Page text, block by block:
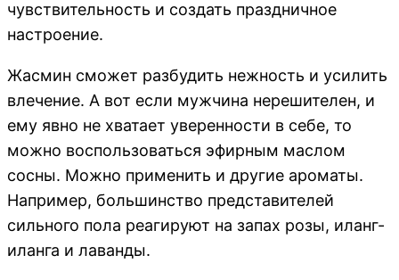
чувствительность и создать праздничное
настроение.
Жасмин сможет разбудить нежность и усилить
влечение. А вот если мужчина нерешителен, и
ему явно не хватает уверенности в себе, то
можно воспользоваться эфирным маслом
сосны. Можно применить и другие ароматы.
Например, большинство представителей
сильного пола реагируют на запах розы, иланг-
иланга и лаванды.